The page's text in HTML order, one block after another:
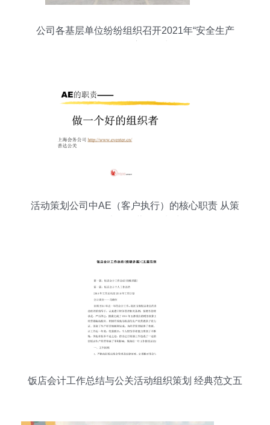
公司各基层单位纷纷组织召开2021年“安全生产
活动策划公司中AE（客户执行）的核心职责 从策
饭店会计工作总结与公关活动组织策划 经典范文五